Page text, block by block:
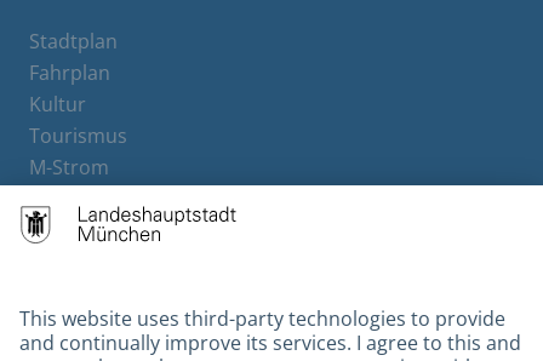
Stadtplan
Fahrplan
Kultur
Tourismus
M-Strom
Hotels
Contact